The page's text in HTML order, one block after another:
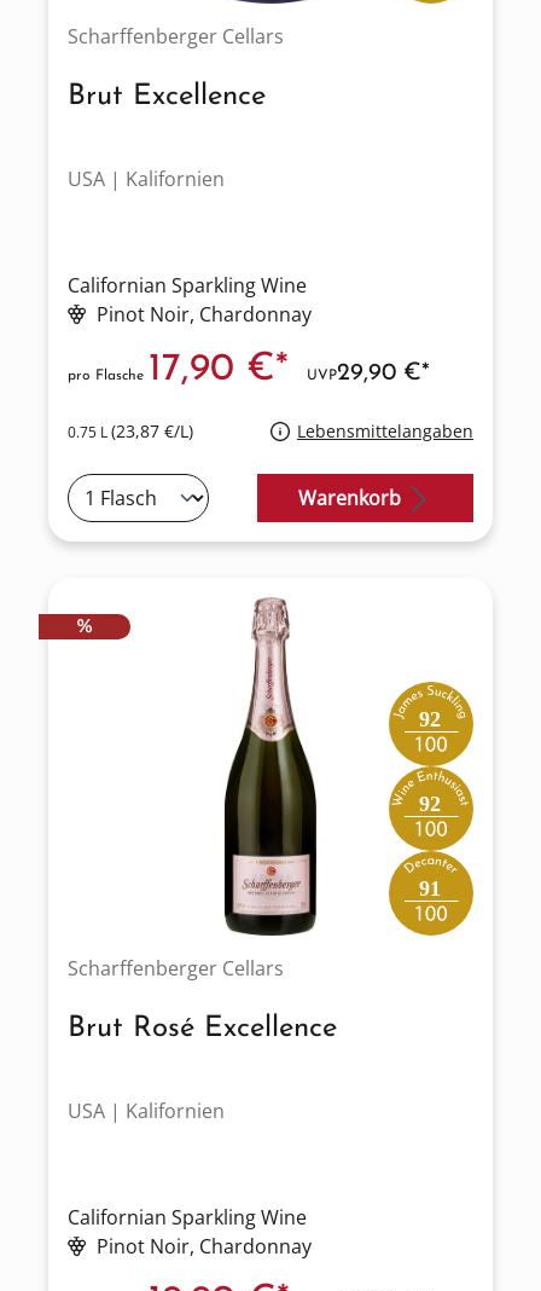
Scharffenberger Cellars
Brut Excellence
USA | Kalifornien
Californian Sparkling Wine
Pinot Noir, Chardonnay
0.75 L(23,87 €/L) Lebensmittelangaben
pro Flasche 17,90 €* UVP29,90 €*
Warenkorb
RABATT
%
92
92
91
Scharffenberger Cellars
Brut Rosé Excellence
USA | Kalifornien
Californian Sparkling Wine
Pinot Noir, Chardonnay